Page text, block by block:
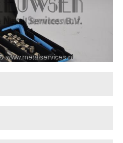
www.metalservices.nl